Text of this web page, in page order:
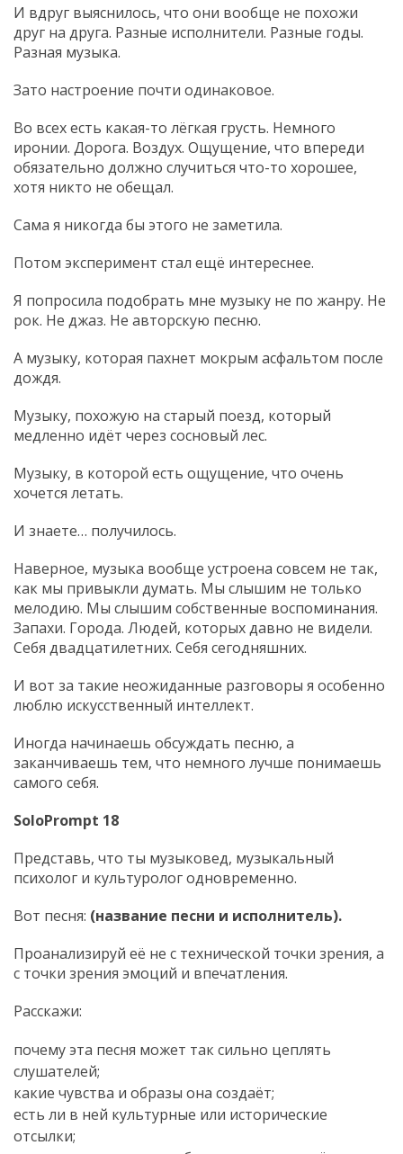
И вдруг выяснилось, что они вообще не похожи
друг на друга. Разные исполнители. Разные годы.
Разная музыка.
Зато настроение почти одинаковое.
Во всех есть какая-то лёгкая грусть. Немного
иронии. Дорога. Воздух. Ощущение, что впереди
обязательно должно случиться что-то хорошее,
хотя никто не обещал.
Сама я никогда бы этого не заметила.
Потом эксперимент стал ещё интереснее.
Я попросила подобрать мне музыку не по жанру. Не
рок. Не джаз. Не авторскую песню.
А музыку, которая пахнет мокрым асфальтом после
дождя.
Музыку, похожую на старый поезд, который
медленно идёт через сосновый лес.
Музыку, в которой есть ощущение, что очень
хочется летать.
И знаете… получилось.
Наверное, музыка вообще устроена совсем не так,
как мы привыкли думать. Мы слышим не только
мелодию. Мы слышим собственные воспоминания.
Запахи. Города. Людей, которых давно не видели.
Себя двадцатилетних. Себя сегодняшних.
И вот за такие неожиданные разговоры я особенно
люблю искусственный интеллект.
Иногда начинаешь обсуждать песню, а
заканчиваешь тем, что немного лучше понимаешь
самого себя.
SoloPrompt 18
Представь, что ты музыковед, музыкальный
психолог и культуролог одновременно.
Вот песня: (название песни и исполнитель).
Проанализируй её не с технической точки зрения, а
с точки зрения эмоций и впечатления.
Расскажи:
почему эта песня может так сильно цеплять
слушателей;
какие чувства и образы она создаёт;
есть ли в ней культурные или исторические
отсылки;